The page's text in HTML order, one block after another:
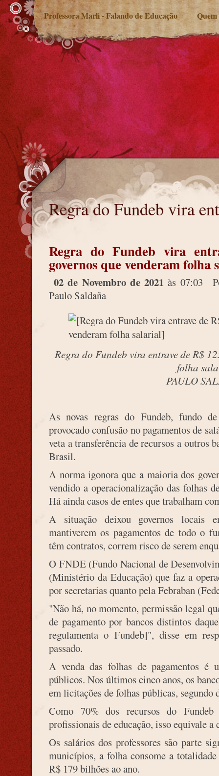
Professora Marli - Falando de Educação Quem
Regra do Fundeb vira
Regra do Fundeb vira entrave
Regra do Fundeb vira
governos que venderam folha
02 de Novembro de 2021 às 07:03
Paulo Saldaña
Regra do Fundeb vira entrave de R$
folha
PAULO
As novas regras do Fundeb, fundo
provocado confusão no pagamentos de
veta a transferência de recursos a outros
Brasil.
A norma igonora que a maioria dos
vendido a operacionalização das folhas
Há ainda casos de entes que trabalham
A situação deixou governos locais
mantiverem os pagamentos de todo o
têm contratos, correm risco de serem
O FNDE (Fundo Nacional de
(Ministério da Educação) que faz a
por secretarias quanto pela Febraban
"Não há, no momento, permissão legal
de pagamento por bancos distintos
regulamenta o Fundeb]", disse em
passado.
A venda das folhas de pagamentos é
públicos. Nos últimos cinco anos, os
em licitações de folhas públicas, segundo
Como 70% dos recursos do Fundeb
profissionais de educação, isso equivale a
Os salários dos professores são parte
municípios, a folha consome a
R$ 179 bilhões ao ano.